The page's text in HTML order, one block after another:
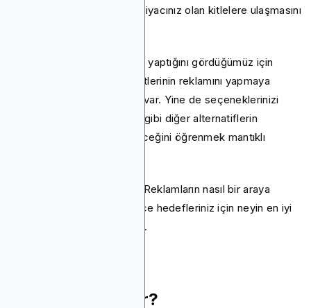
kampanyalarınızın en çok ihtiyacınız olan kitlelere ulaşmasını
Elbette, birkaç şirketin bunu yaptığını gördüğümüz için
Google Ads'te kripto hizmetlerinin reklamını yapmaya
devam etmenin birkaç yolu var. Yine de seçeneklerinizi
tartmak ve Blockchain-Ads gibi diğer alternatiflerin
denemeye değip değmeyeceğini öğrenmek mantıklı
Google Ads ve Blockchain-Reklamların nasıl bir araya
geldiğini inceleyelim, böylece hedefleriniz için neyin en iyi
olduğuna karar verebilirsiniz.
Google Ads Nedir?